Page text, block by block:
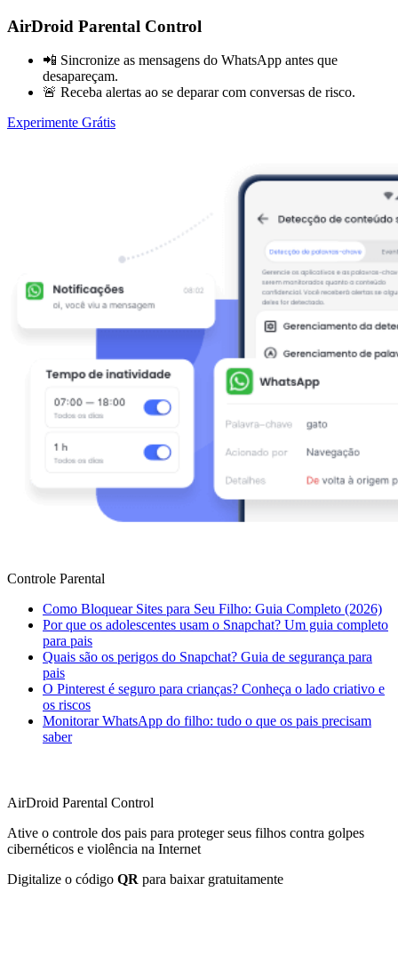
AirDroid Parental Control
📲 Sincronize as mensagens do WhatsApp antes que
desapareçam.
🚨 Receba alertas ao se deparar com conversas de risco.
Experimente Grátis
Controle Parental
Como Bloquear Sites para Seu Filho: Guia Completo (2026)
Por que os adolescentes usam o Snapchat? Um guia completo
para pais
Quais são os perigos do Snapchat? Guia de segurança para
pais
O Pinterest é seguro para crianças? Conheça o lado criativo e
os riscos
Monitorar WhatsApp do filho: tudo o que os pais precisam
saber
AirDroid Parental Control
Ative o controle dos pais para proteger seus filhos contra golpes
cibernéticos e violência na Internet
Digitalize o código QR para baixar gratuitamente